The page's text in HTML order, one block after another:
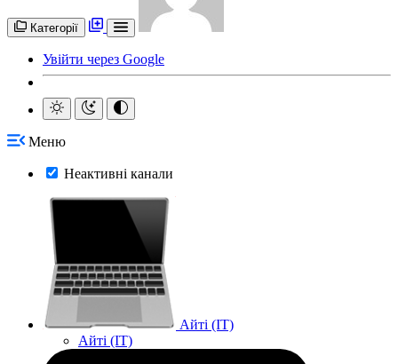
Категорії
Увійти через Google
Меню
Неактивні канали
Айті (IT)
Айті (IT)